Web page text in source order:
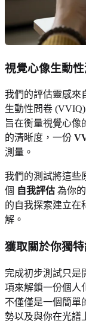
視覺心像生動
我們的評估靈感來
生動性問卷
旨在衡量視覺心像
的清晰度，一份
測量。
我們的測試將這些
個 自我評估 為你
的自我探索建立在
解。
獲取關於你獨
完成初步測試只是
項來解鎖一份個人
不僅僅是一個簡單
勢以及與你在光譜